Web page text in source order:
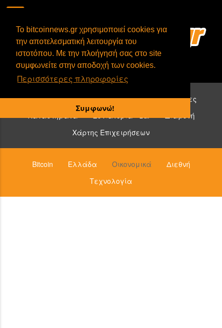
To bitcoinnews.gr χρησιμοποιεί cookies για
την αποτελεσματική λειτουργία του
ιστοτόπου. Με την πλοήγησή σας στο site
συμφωνείτε στην αποδοχή των cookies.
Περισσότερες πληροφορίες
Συμφωνώ!
Επιχειρήσεις που δέχονται bitcoin:
Υπηρεσίες
Καταστήματα
Εστιατόρια - Bar
Διαμονή
Χάρτης Επιχειρήσεων
Bitcoin Ελλάδα Οικονομικά
Διεθνή
Τεχνολογία